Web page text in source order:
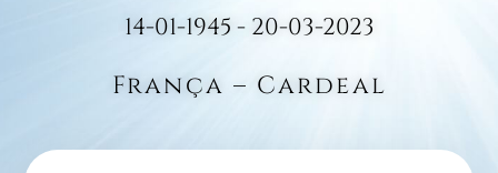
14-01-1945 - 20-03-2023
França – Cardeal